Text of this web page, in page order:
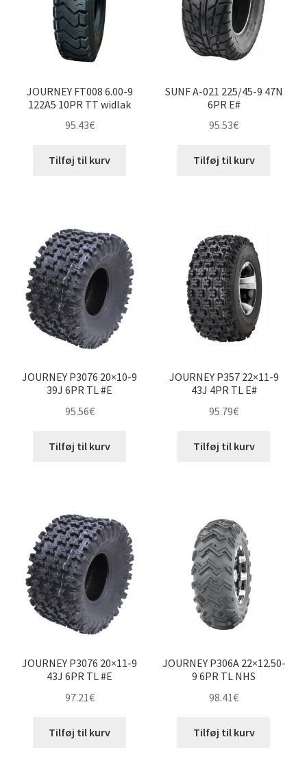
JOURNEY FT008 6.00-9
122A5 10PR TT widlak
95.43€
Tilføj til kurv
SUNF A-021 225/45-9 47N
6PR E#
95.53€
Tilføj til kurv
JOURNEY P3076 20×10-9
39J 6PR TL #E
95.56€
Tilføj til kurv
JOURNEY P357 22×11-9
43J 4PR TL E#
95.79€
Tilføj til kurv
JOURNEY P3076 20×11-9
43J 6PR TL #E
97.21€
Tilføj til kurv
JOURNEY P306A 22×12.50-
9 6PR TL NHS
98.41€
Tilføj til kurv